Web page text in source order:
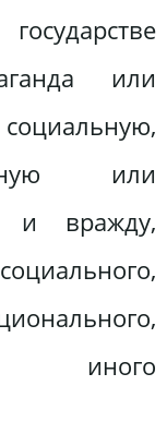
или
или
и вражду,
иного